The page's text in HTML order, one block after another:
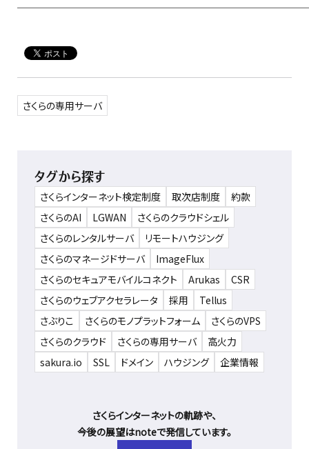
さくらの専用サーバ
タグから探す
さくらインターネット検定制度 取次店制度
約款
さくらのAI
LGWAN
さくらのクラウドシェル
さくらのレンタルサーバ
リモートハウジング
さくらのマネージドサーバ
ImageFlux
さくらのセキュアモバイルコネクト
Arukas
CSR
さくらのウェブアクセラレータ
採用
Tellus
さぶりこ
さくらのモノプラットフォーム
さくらのVPS
さくらのクラウド
さくらの専用サーバ
高火力
sakura.io
SSL ドメイン ハウジング 企業情報
さくらインターネットの軌跡や、
今後の展望はnoteで発信しています。